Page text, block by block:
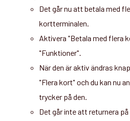
Det går nu att betala med
kortterminalen.
Aktivera "Betala med flera
"Funktioner".
När den är aktiv ändras
"Flera kort" och du kan nu
trycker på den.
Det går inte att returnera